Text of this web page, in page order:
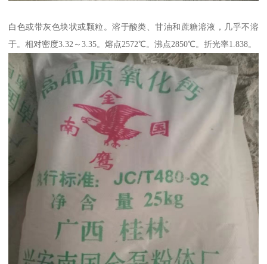
白色或带灰色块状或颗粒。溶于酸类、甘油和蔗糖溶液，几乎不溶
于。相对密度3.32～3.35。熔点2572℃。沸点2850℃。折光率1.838。